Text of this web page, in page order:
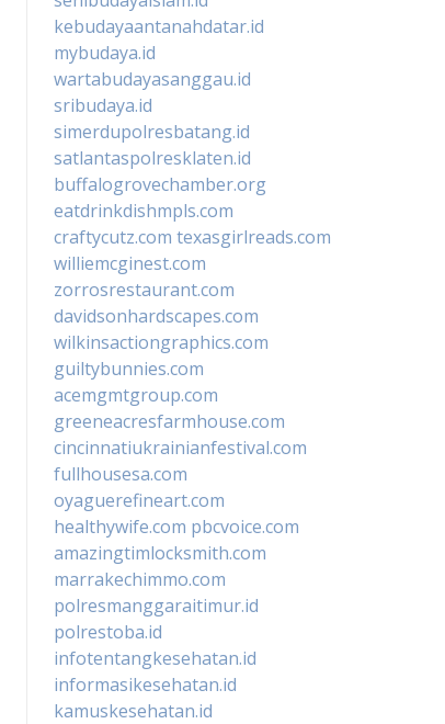
kebudayaantanahdatar.id
mybudaya.id
wartabudayasanggau.id
sribudaya.id
simerdupolresbatang.id
satlantaspolresklaten.id
buffalogrovechamber.org
eatdrinkdishmpls.com
craftycutz.com texasgirlreads.com
williemcginest.com
zorrosrestaurant.com
davidsonhardscapes.com
wilkinsactiongraphics.com
guiltybunnies.com
acemgmtgroup.com
greeneacresfarmhouse.com
cincinnatiukrainianfestival.com
fullhousesa.com
oyaguerefineart.com
healthywife.com pbcvoice.com
amazingtimlocksmith.com
marrakechimmo.com
polresmanggaraitimur.id
polrestoba.id
infotentangkesehatan.id
informasikesehatan.id
kamuskesehatan.id